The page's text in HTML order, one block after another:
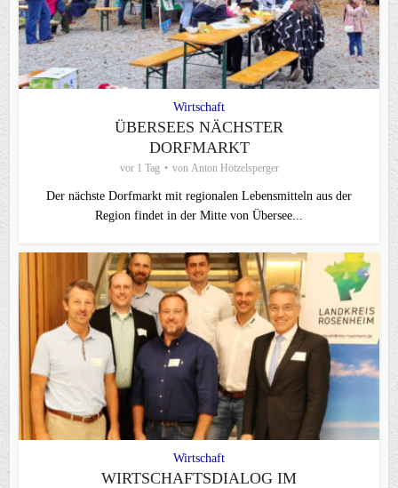
Wirtschaft
ÜBERSEES NÄCHSTER
DORFMARKT
vor 1 Tag von Anton Hötzelsperger
Der nächste Dorfmarkt mit regionalen Lebensmitteln aus der
Region findet in der Mitte von Übersee...
Wirtschaft
WIRTSCHAFTSDIALOG IM